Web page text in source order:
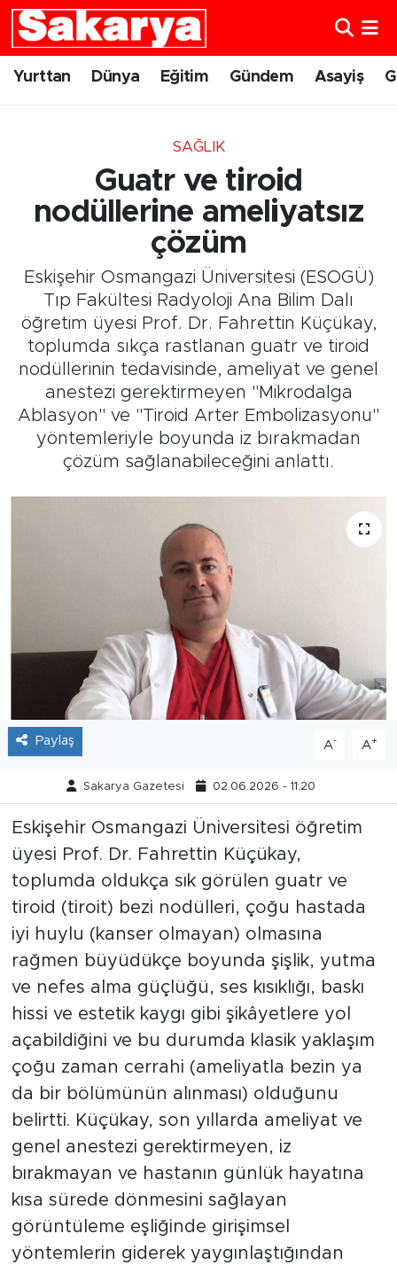
Yurttan Dünya Eğitim Gündem Asayiş
SAĞLIK
Guatr ve tiroid
nodüllerine ameliyatsız
çözüm
Eskişehir Osmangazi Üniversitesi (ESOGÜ)
Tıp Fakültesi Radyoloji Ana Bilim Dalı
öğretim üyesi Prof. Dr. Fahrettin Küçükay,
toplumda sıkça rastlanan guatr ve tiroid
nodüllerinin tedavisinde, ameliyat ve genel
anestezi gerektirmeyen "Mikrodalga
Ablasyon" ve "Tiroid Arter Embolizasyonu"
yöntemleriyle boyunda iz bırakmadan
çözüm sağlanabileceğini anlattı.
Paylaş A- A+
Sakarya Gazetesi 02.06.2026 - 11:20
Eskişehir Osmangazi Üniversitesi öğretim
üyesi Prof. Dr. Fahrettin Küçükay,
toplumda oldukça sık görülen guatr ve
tiroid (tiroit) bezi nodülleri, çoğu hastada
iyi huylu (kanser olmayan) olmasına
rağmen büyüdükçe boyunda şişlik, yutma
ve nefes alma güçlüğü, ses kısıklığı, baskı
hissi ve estetik kaygı gibi şikâyetlere yol
açabildiğini ve bu durumda klasik yaklaşım
çoğu zaman cerrahi (ameliyatla bezin ya
da bir bölümünün alınması) olduğunu
belirtti. Küçükay, son yıllarda ameliyat ve
genel anestezi gerektirmeyen, iz
bırakmayan ve hastanın günlük hayatına
kısa sürede dönmesini sağlayan
görüntüleme eşliğinde girişimsel
yöntemlerin giderek yaygınlaştığından
Yurttan
Gündem
Eskişehirspor
Spor
Sağlık
Kültür Sanat
Tarihçe
Resmi İlanlar
Politika
Eskişehir Nöbetçi Eczaneler
Eskişehir Trafik Yoğunluk Haritası
Süper Lig Puan Durumu ve Fikstür
Tüm Manşetler
Son Dakika Haberleri
Haber Arşivi